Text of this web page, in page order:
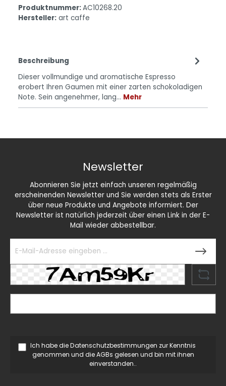
Produktnummer:AC10268.20
Hersteller: art caffe
Beschreibung
Dieser vollmundige und aromatische Espresso
erobert Ihren Gaumen mit einer zarten schokoladigen
Note. Sein angenehmer, lang… Mehr
Newsletter
Abonnieren Sie jetzt einfach unseren regelmäßig
erscheinenden Newsletter und Sie werden stets als Erster
über neue Produkte und Angebote informiert. Der
Newsletter ist natürlich jederzeit über einen Link in der E-
Mail wieder abbestellbar.
Ich habe dieDatenschutzbestimmungen zur Kenntnis
genommen und dieAGBs gelesen und bin mit ihnen
einverstanden..